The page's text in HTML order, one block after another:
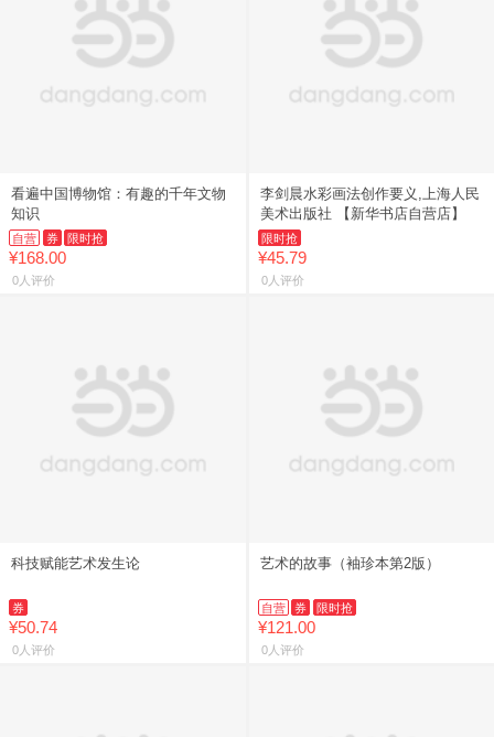
看遍中国博物馆：有趣的千年文物
知识
自营 券 限时抢
¥168.00
0人评价
李剑晨水彩画法创作要义,上海人民
美术出版社 【新华书店自营店】
限时抢
¥45.79
0人评价
科技赋能艺术发生论
券
¥50.74
0人评价
艺术的故事（袖珍本第2版）
自营 券 限时抢
¥121.00
0人评价